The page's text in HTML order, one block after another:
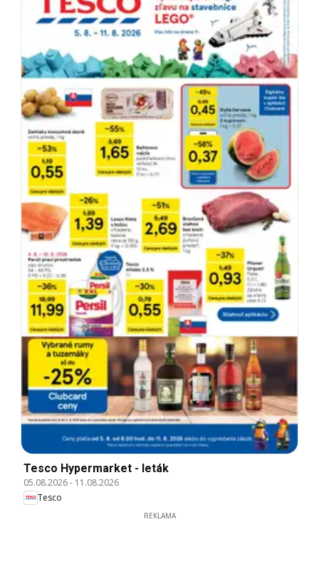
Tesco Hypermarket - leták
05.08.2026- 11.08.2026
Tesco
REKLAMA